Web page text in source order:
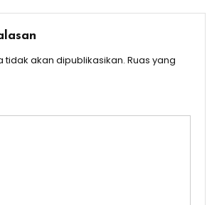
tidak akan dipublikasikan. Ruas yang